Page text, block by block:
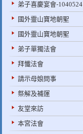
弟子喜慶宴會-1040524
國外靈山寶地朝聖
國外靈山寶地朝聖
弟子單獨法會
拜懺法會
請示母娘問事
祭解及補運
友堂來訪
本宮法會